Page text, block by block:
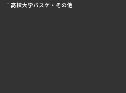
高校大学バスケ・その他